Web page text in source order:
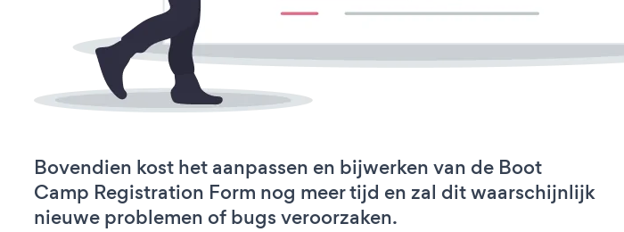
Bovendien kost het aanpassen en bijwerken van de Boot
Camp Registration Form nog meer tijd en zal dit waarschijnlijk
nieuwe problemen of bugs veroorzaken.